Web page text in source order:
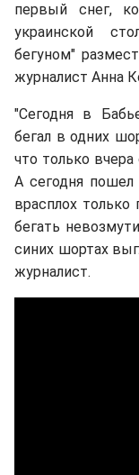
первый снег,
украинской
бегуном"
журналист Анна
"Сегодня в
бегал в одних
что только вчера
А сегодня
врасплох
бегать
синих шортах
журналист.